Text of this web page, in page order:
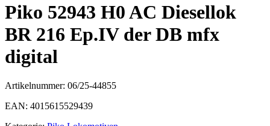
Piko 52943 H0 AC Diesellok
BR 216 Ep.IV der DB mfx
digital
Artikelnummer: 06/25-44855
EAN: 4015615529439